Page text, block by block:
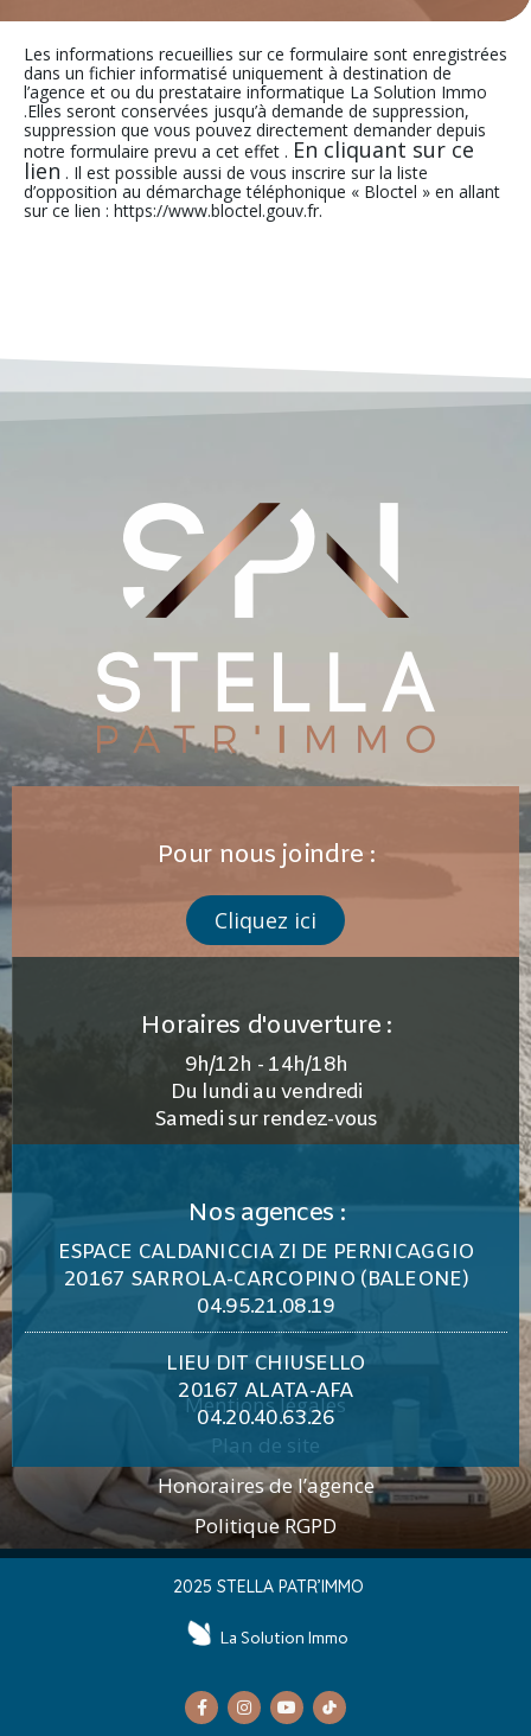
Les informations recueillies sur ce formulaire sont enregistrées
dans un fichier informatisé uniquement à destination de
l’agence et ou du prestataire informatique La Solution Immo
.Elles seront conservées jusqu’à demande de suppression,
suppression que vous pouvez directement demander depuis
notre formulaire prevu a cet effet . En cliquant sur ce
lien . Il est possible aussi de vous inscrire sur la liste
d’opposition au démarchage téléphonique « Bloctel » en allant
sur ce lien : https://www.bloctel.gouv.fr.
Pour nous joindre :
Cliquez ici
Horaires d'ouverture :
9h/12h - 14h/18h
Du lundi au vendredi
Samedi sur rendez-vous
Nos agences :
ESPACE CALDANICCIA ZI DE PERNICAGGIO
20167 SARROLA-CARCOPINO (BALEONE)
04.95.21.08.19
LIEU DIT CHIUSELLO
20167 ALATA-AFA
04.20.40.63.26
Mentions légales
Plan de site
Honoraires de l’agence
Politique RGPD
2025 STELLA PATR’IMMO
La Solution Immo